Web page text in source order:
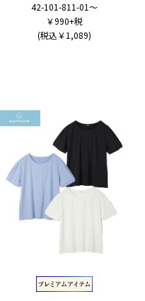
42-101-811-01～
￥990+税
(税込￥1,089)